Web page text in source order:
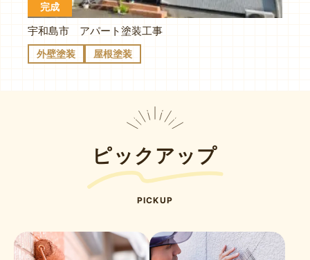
完成
宇和島市 アパート塗装工事
外壁塗装 屋根塗装
ピックアップ
PICKUP